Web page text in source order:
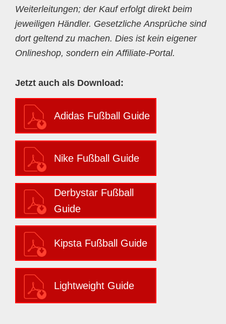
Weiterleitungen; der Kauf erfolgt direkt beim
jeweiligen Händler. Gesetzliche Ansprüche sind
dort geltend zu machen. Dies ist kein eigener
Onlineshop, sondern ein Affiliate-Portal.
Jetzt auch als Download:
Adidas Fußball Guide
Nike Fußball Guide
Derbystar Fußball
Guide
Kipsta Fußball Guide
Lightweight Guide